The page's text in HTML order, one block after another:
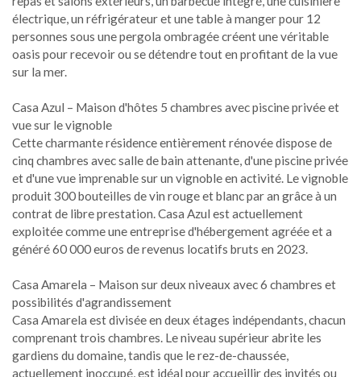
électrique, un réfrigérateur et une table à manger pour 12
personnes sous une pergola ombragée créent une véritable
oasis pour recevoir ou se détendre tout en profitant de la vue
sur la mer.
Casa Azul – Maison d'hôtes 5 chambres avec piscine privée et
vue sur le vignoble
Cette charmante résidence entièrement rénovée dispose de
cinq chambres avec salle de bain attenante, d'une piscine privée
et d'une vue imprenable sur un vignoble en activité. Le vignoble
produit 300 bouteilles de vin rouge et blanc par an grâce à un
contrat de libre prestation. Casa Azul est actuellement
exploitée comme une entreprise d'hébergement agréée et a
généré 60 000 euros de revenus locatifs bruts en 2023.
Casa Amarela – Maison sur deux niveaux avec 6 chambres et
possibilités d'agrandissement
Casa Amarela est divisée en deux étages indépendants, chacun
comprenant trois chambres. Le niveau supérieur abrite les
gardiens du domaine, tandis que le rez-de-chaussée,
actuellement inoccupé, est idéal pour accueillir des invités ou